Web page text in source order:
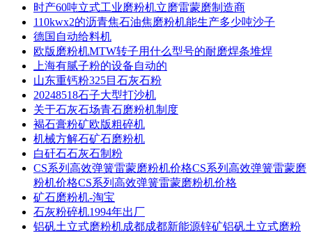
时产60吨立式工业磨粉机立磨雷蒙磨制造商
110kwx2的沥青焦石油焦磨粉机能生产多少吨沙子
德国自动给料机
欧版磨粉机MTW转子用什么型号的耐磨焊条堆焊
上海有腻子粉的设备自动的
山东重钙粉325目石灰石粉
20248518石子大型打沙机
关于石灰石场青石磨粉机制度
褐石膏粉矿欧版粗碎机
机械方解石矿石磨粉机
白矸石石灰石制粉
CS系列高效弹簧雷蒙磨粉机价格CS系列高效弹簧雷蒙磨
粉机价格CS系列高效弹簧雷蒙磨粉机价格
矿石磨粉机-淘宝
石灰粉碎机1994年出厂
铝矾土立式磨粉机成都成都新能源锌矿铝矾土立式磨粉